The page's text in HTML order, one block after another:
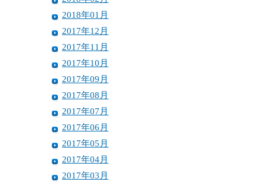
2018年01月
2017年12月
2017年11月
2017年10月
2017年09月
2017年08月
2017年07月
2017年06月
2017年05月
2017年04月
2017年03月